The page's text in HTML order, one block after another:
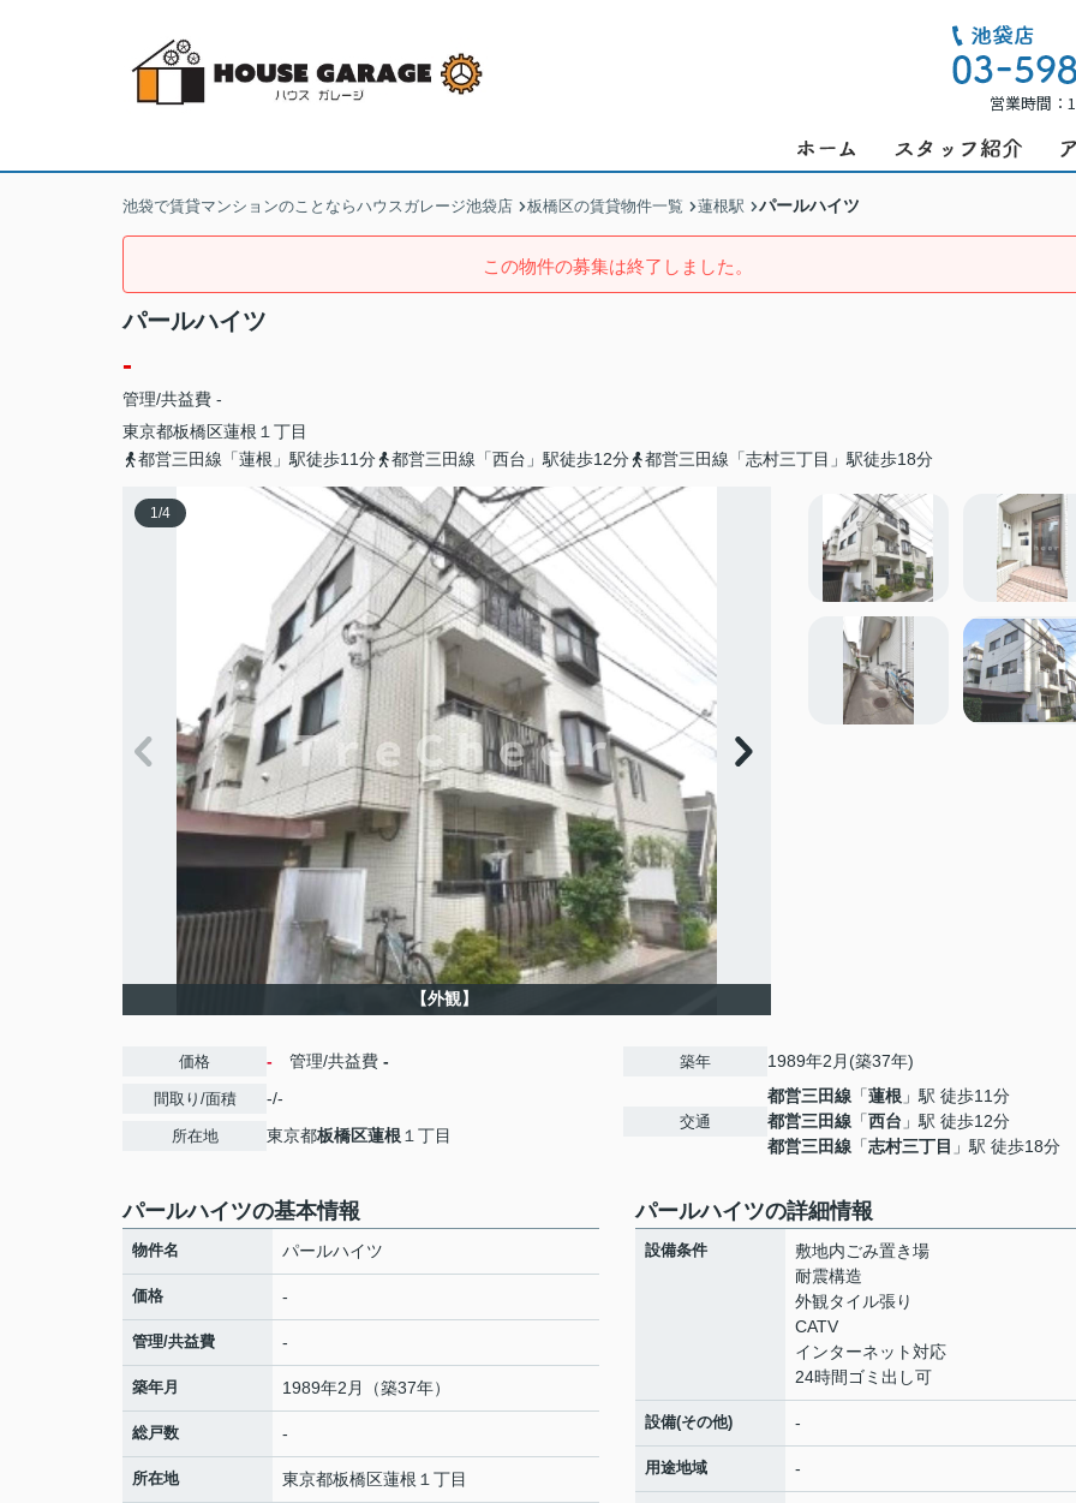
営業時間
池袋で賃貸マンションのことならハウスガレージ池袋店 板橋区の賃貸物件一覧 蓮根駅 パールハイツ
この物件の募集は終了しました。
パールハイツ
-
管理/共益費 -
東京都板橋区蓮根 １丁目
都営三田線「蓮根」駅徒歩11分
都営三田線「西台」駅徒歩12分 都営三田線「志村三丁目」駅徒歩18分
1/4
【外観】
価格 - 管理/共益費 -
間取り/面積 -/-
所在地 東京都板橋区蓮根 １丁目
築年 1989年2月(築37年)
交通
都営三田線 「蓮根 」駅 徒歩11分
都営三田線 「西台 」駅 徒歩12分
都営三田線 「志村三丁目 」駅 徒歩18分
パールハイツの基本情報
物件名 パールハイツ
価格 -
管理/共益費 -
築年月 1989年2月（築37年）
総戸数 -
所在地 東京都板橋区蓮根 １丁目
パールハイツの詳細情報
設備条件
敷地内ごみ置き場
耐震構造
外観タイル張り
CATV
インターネット対応
24時間ゴミ出し可
設備(その他) -
用途地域 -